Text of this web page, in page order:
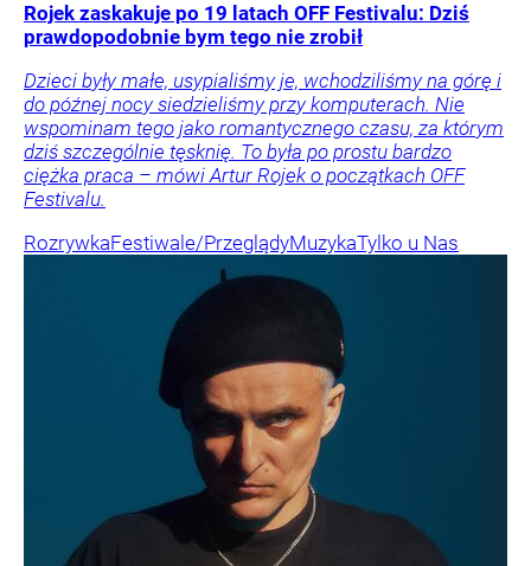
Rojek zaskakuje po 19 latach OFF Festivalu: Dziś
prawdopodobnie bym tego nie zrobił
Dzieci były małe, usypialiśmy je, wchodziliśmy na górę i
do późnej nocy siedzieliśmy przy komputerach. Nie
wspominam tego jako romantycznego czasu, za którym
dziś szczególnie tęsknię. To była po prostu bardzo
ciężka praca – mówi Artur Rojek o początkach OFF
Festivalu.
RozrywkaFestiwale/PrzeglądyMuzykaTylko u Nas